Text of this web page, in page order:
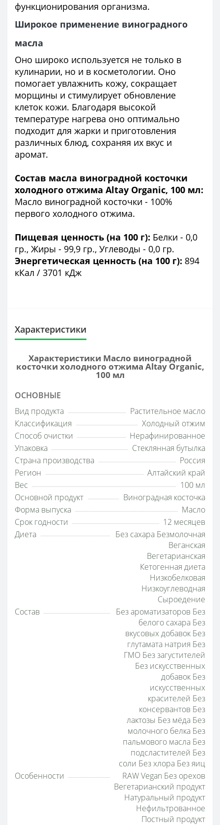
функционирования организма.
Широкое применение виноградного
масла
Оно широко используется не только в
кулинарии, но и в косметологии. Оно
помогает увлажнить кожу, сокращает
морщины и стимулирует обновление
клеток кожи. Благодаря высокой
температуре нагрева оно оптимально
подходит для жарки и приготовления
различных блюд, сохраняя их вкус и
аромат.
Состав масла виноградной косточки
холодного отжима Altay Organic, 100 мл:
Масло виноградной косточки - 100%
первого холодного отжима.
Пищевая ценность (на 100 г): Белки - 0,0
гр., Жиры - 99,9 гр., Углеводы - 0,0 гр.
Энергетическая ценность (на 100 г): 894
кКал / 3701 кДж
Характеристики
Характеристики Масло виноградной
косточки холодного отжима Altay Organic,
100 мл
ОСНОВНЫЕ
Вид продукта
Растительное масло
Классификация
Холодный отжим
Способ очистки
Нерафинированное
Упаковка
Стеклянная бутылка
Страна производства
Россия
Регион
Алтайский край
Вес
100 мл
Основной продукт
Виноградная косточка
Форма выпуска
Масло
Срок годности
12 месяцев
Диета
Без сахара Безмолочная
Веганская
Вегетарианская
Кетогенная диета
Низкобелковая
Низкоуглеводная
Сыроедение
Состав
Без ароматизаторов Без
белого сахара Без
вкусовых добавок Без
глутамата натрия Без
ГМО Без загустителей
Без искусственных
добавок Без
искусственных
красителей Без
консервантов Без
лактозы Без мёда Без
молочного белка Без
пальмового масла Без
подсластителей Без
соли Без хлора Без яиц
Особенности
RAW Vegan Без орехов
Вегетарианский продукт
Натуральный продукт
Нефильтрованное
Постный продукт